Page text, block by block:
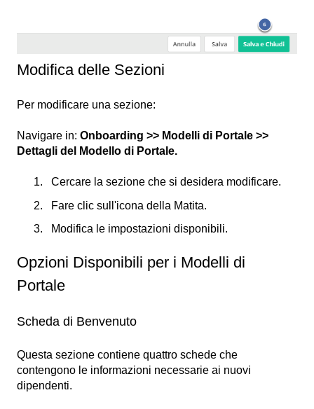
Modifica delle Sezioni
Per modificare una sezione:
Navigare in: Onboarding >> Modelli di Portale >>
Dettagli del Modello di Portale.
Cercare la sezione che si desidera modificare.
Fare clic sull'icona della Matita.
Modifica le impostazioni disponibili.
Opzioni Disponibili per i Modelli di
Portale
Scheda di Benvenuto
Questa sezione contiene quattro schede che
contengono le informazioni necessarie ai nuovi
dipendenti.